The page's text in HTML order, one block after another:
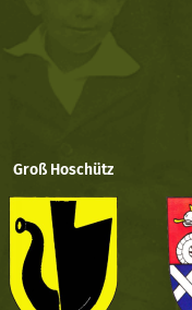
Groß Hoschütz